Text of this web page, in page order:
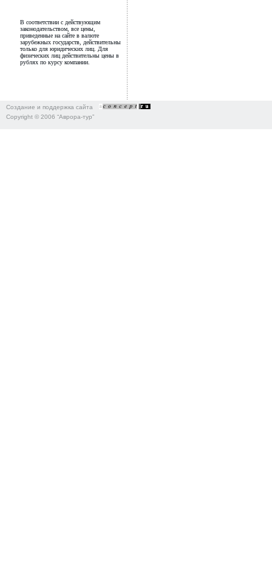
В соответствии с действующим
законодательством, все цены,
приведенные на сайте в валюте
зарубежных государств, действительны
только для юридических лиц. Для
физических лиц действительны цены в
рублях по курсу компании.
Создание и поддержка сайта
Copyright © 2006 “Аврора-тур”